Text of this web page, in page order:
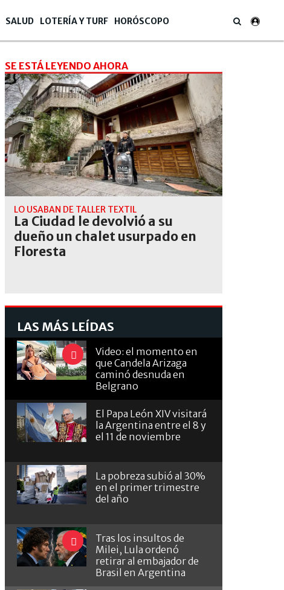
SALUD LOTERÍA Y TURF HORÓSCOPO
SE ESTÁ LEYENDO AHORA
LO USABAN DE TALLER TEXTIL
La Ciudad le devolvió a su
dueño un chalet usurpado en
Floresta
LAS MÁS LEÍDAS
Video: el momento en
que Candela Arizaga
caminó desnuda en
Belgrano
El Papa León XIV visitará
la Argentina entre el 8 y
el 11 de noviembre
La pobreza subió al 30%
en el primer trimestre
del año
Tras los insultos de
Milei, Lula ordenó
retirar al embajador de
Brasil en Argentina